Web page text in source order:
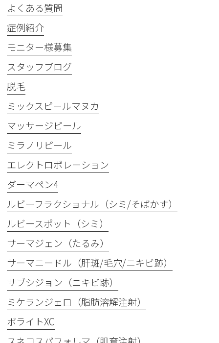
よくある質問
症例紹介
モニター様募集
スタッフブログ
脱毛
ミックスピールマヌカ
マッサージピール
ミラノリピール
エレクトロポレーション
ダーマペン4
ルビーフラクショナル（シミ/そばかす）
ルビースポット（シミ）
サーマジェン（たるみ）
サーマニードル（肝斑/毛穴/ニキビ跡）
サブシジョン（ニキビ跡）
ミケランジェロ（脂肪溶解注射）
ボライトXC